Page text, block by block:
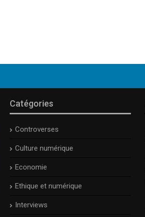
Catégories
Controverses
Culture numérique
Economie
Ethique et numérique
Interviews